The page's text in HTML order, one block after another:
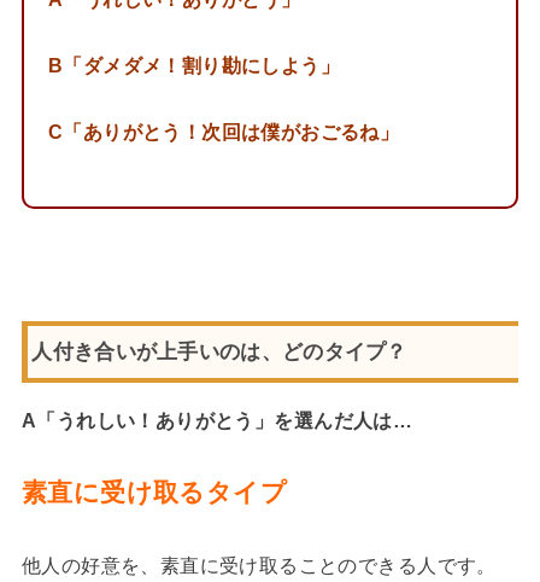
B「ダメダメ！割り勘にしよう」
C「ありがとう！次回は僕がおごるね」
人付き合いが上手いのは、どのタイプ？
A「うれしい！ありがとう」 を選んだ人は…
素直に受け取るタイプ
他人の好意を、素直に受け取ることのできる人です。